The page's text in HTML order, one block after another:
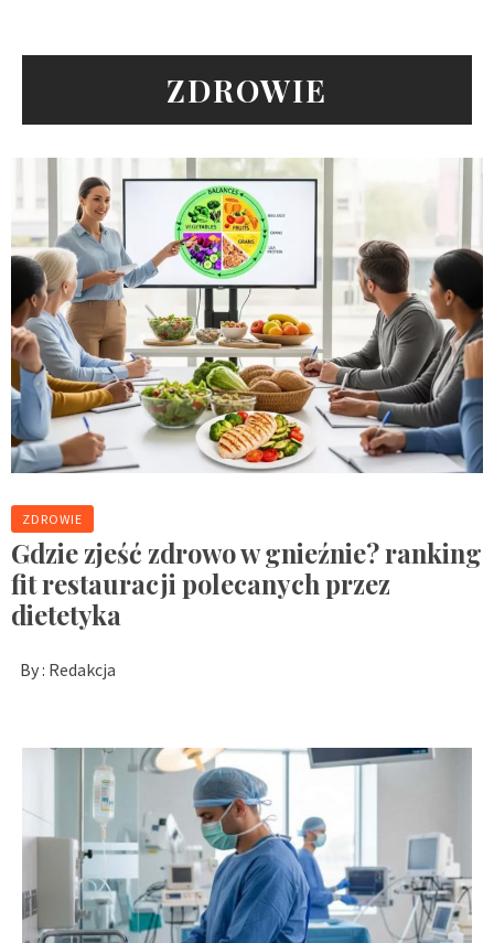
ZDROWIE
ZDROWIE
Gdzie zjeść zdrowo w gnieźnie? ranking
fit restauracji polecanych przez
dietetyka
By : Redakcja